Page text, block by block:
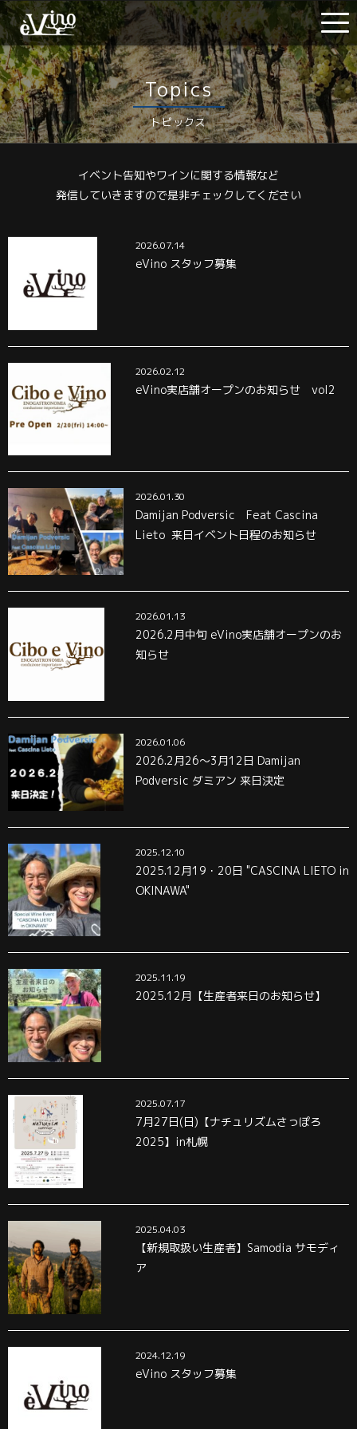
Topics
トピックス
イベント告知やワインに関する情報など
発信していきますので是非チェックしてください
2026.07.14
eVino スタッフ募集
2026.02.12
eVino実店舗オープンのお知らせ vol2
2026.01.30
Damijan Podversic Feat Cascina
Lieto 来日イベント日程のお知らせ
2026.01.13
2026.2月中旬 eVino実店舗オープンのお
知らせ
2026.01.06
2026.2月26～3月12日 Damijan
Podversic ダミアン 来日決定
2025.12.10
2025.12月19・20日 "CASCINA LIETO in
OKINAWA"
2025.11.19
2025.12月【生産者来日のお知らせ】
2025.07.17
7月27日(日)【ナチュリズムさっぽろ
2025】in札幌
2025.04.03
【新規取扱い生産者】Samodia サモディ
ア
2024.12.19
eVino スタッフ募集